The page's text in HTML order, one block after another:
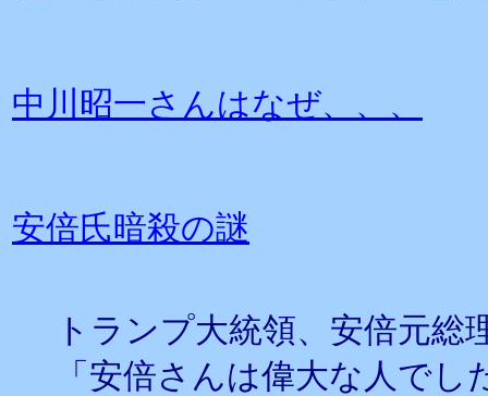
中川昭一さんはなぜ、、、
安倍氏暗殺の謎
トランプ大統領、安倍元
「安倍さんは偉大な人で